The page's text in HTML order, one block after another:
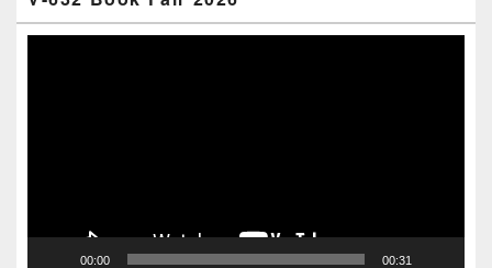
00:00 00:31